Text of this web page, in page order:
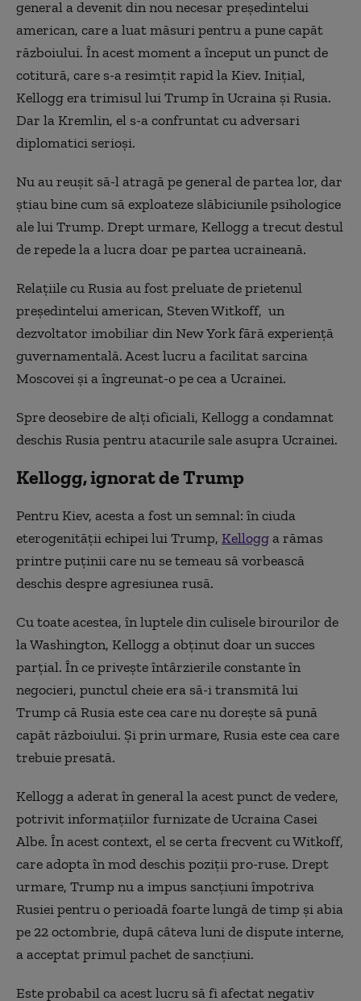
general a devenit din nou necesar președintelui
american, care a luat măsuri pentru a pune capăt
războiului. În acest moment a început un punct de
cotitură, care s-a resimțit rapid la Kiev. Inițial,
Kellogg era trimisul lui Trump în Ucraina și Rusia.
Dar la Kremlin, el s-a confruntat cu adversari
diplomatici serioși.
Nu au reușit să-l atragă pe general de partea lor, dar
știau bine cum să exploateze slăbiciunile psihologice
ale lui Trump. Drept urmare, Kellogg a trecut destul
de repede la a lucra doar pe partea ucraineană.
Relațiile cu Rusia au fost preluate de prietenul
președintelui american, Steven Witkoff, un
dezvoltator imobiliar din New York fără experiență
guvernamentală. Acest lucru a facilitat sarcina
Moscovei și a îngreunat-o pe cea a Ucrainei.
Spre deosebire de alți oficiali, Kellogg a condamnat
deschis Rusia pentru atacurile sale asupra Ucrainei.
Kellogg, ignorat de Trump
Pentru Kiev, acesta a fost un semnal: în ciuda
eterogenității echipei lui Trump, Kellogga rămas
printre puținii care nu se temeau să vorbească
deschis despre agresiunea rusă.
Cu toate acestea, în luptele din culisele birourilor de
la Washington, Kellogg a obținut doar un succes
parțial. În ce privește întârzierile constante în
negocieri, punctul cheie era să-i transmită lui
Trump că Rusia este cea care nu dorește să pună
capăt războiului. Și prin urmare, Rusia este cea care
trebuie presată.
Kellogg a aderat în general la acest punct de vedere,
potrivit informațiilor furnizate de Ucraina Casei
Albe. În acest context, el se certa frecvent cu Witkoff,
care adopta în mod deschis poziții pro-ruse. Drept
urmare, Trump nu a impus sancțiuni împotriva
Rusiei pentru o perioadă foarte lungă de timp și abia
pe 22 octombrie, după câteva luni de dispute interne,
a acceptat primul pachet de sancțiuni.
Este probabil ca acest lucru să fi afectat negativ